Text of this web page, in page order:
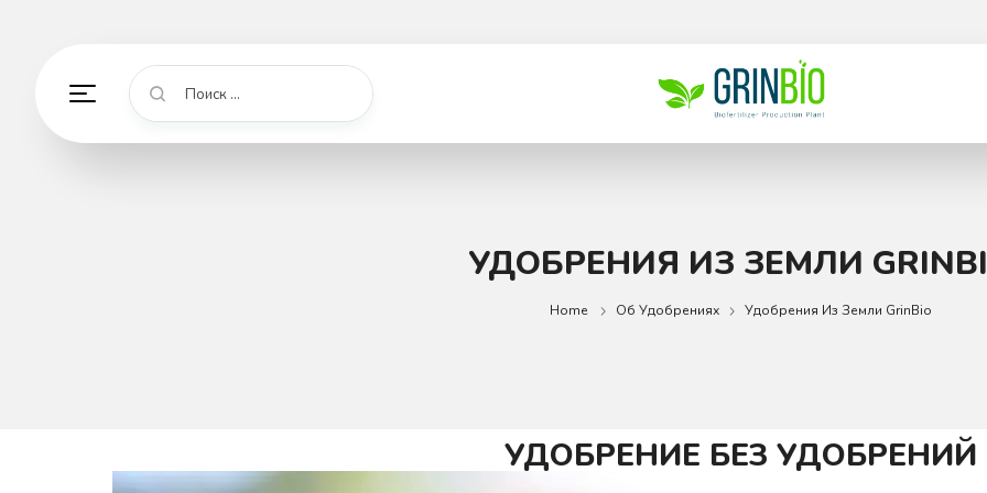
Поиск ...
УДОБРЕНИЯ ИЗ ЗЕМЛИ
Home Об Удобрениях Удобрения Из Земли GrinBio
УДОБРЕНИЕ БЕЗ УДОБРЕНИЙ